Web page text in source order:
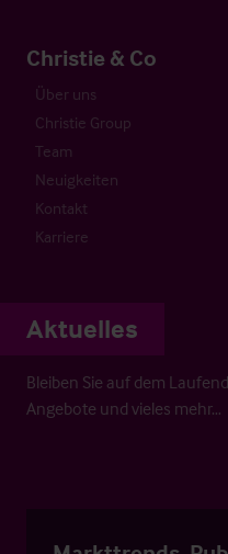
Christie & Co
Über uns
Christie Group
Team
Neuigkeiten
Kontakt
Karriere
Aktuelles
Bleiben Sie auf dem
Angebote und vieles mehr…